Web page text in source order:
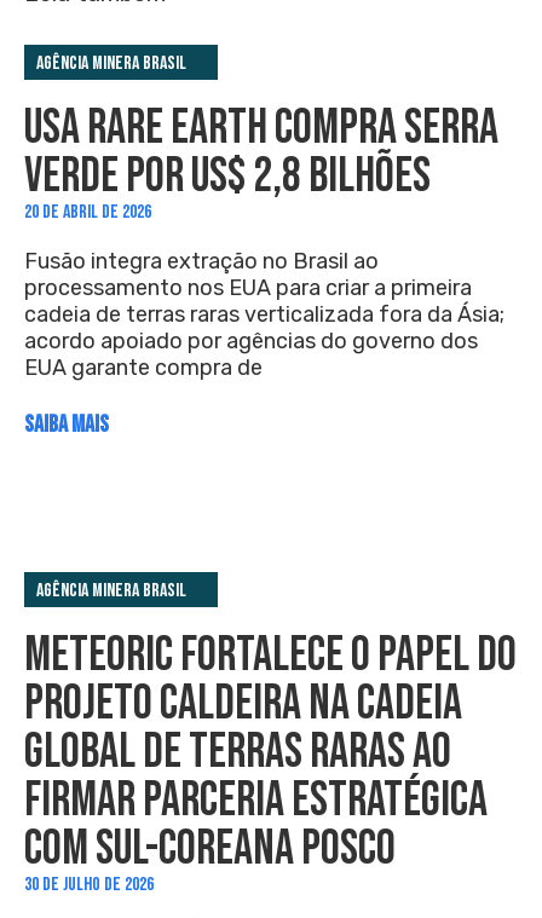
Agência Minera Brasil
USA RARE EARTH COMPRA SERRA
VERDE POR US$ 2,8 BILHÕES
20 DE ABRIL DE 2026
Fusão integra extração no Brasil ao
processamento nos EUA para criar a primeira
cadeia de terras raras verticalizada fora da Ásia;
acordo apoiado por agências do governo dos
EUA garante compra de
SAIBA MAIS
Agência Minera Brasil
METEORIC FORTALECE O PAPEL DO
PROJETO CALDEIRA NA CADEIA
GLOBAL DE TERRAS RARAS AO
FIRMAR PARCERIA ESTRATÉGICA
COM SUL-COREANA POSCO
30 DE JULHO DE 2026